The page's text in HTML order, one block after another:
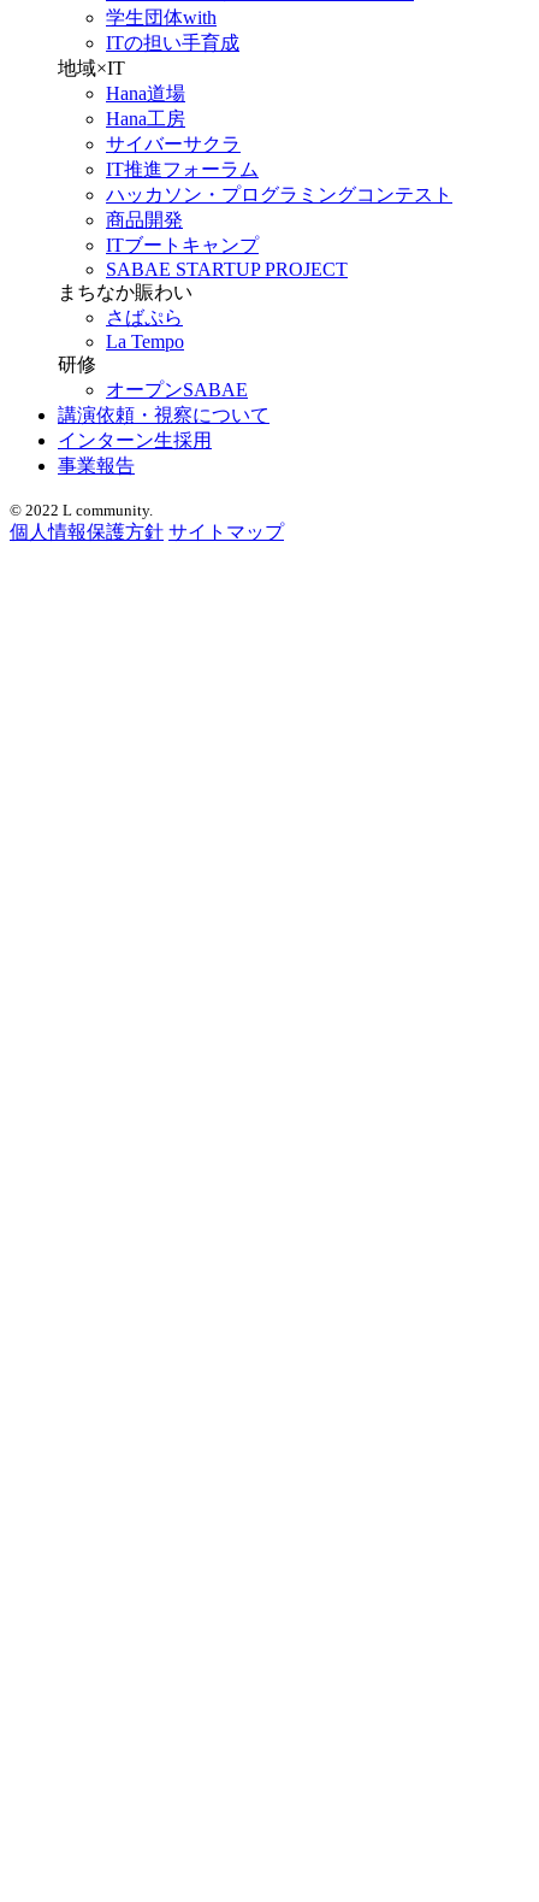
学生団体with
ITの担い手育成
地域×IT
Hana道場
Hana工房
サイバーサクラ
IT推進フォーラム
ハッカソン・プログラミングコンテスト
商品開発
ITブートキャンプ
SABAE STARTUP PROJECT
まちなか賑わい
さばぷら
La Tempo
研修
オープンSABAE
講演依頼・視察について
インターン生採用
事業報告
© 2022 L community.
個人情報保護方針 サイトマップ